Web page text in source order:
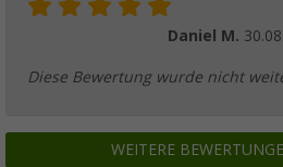
Daniel M.
Diese Bewertung wurde nicht
WEITERE